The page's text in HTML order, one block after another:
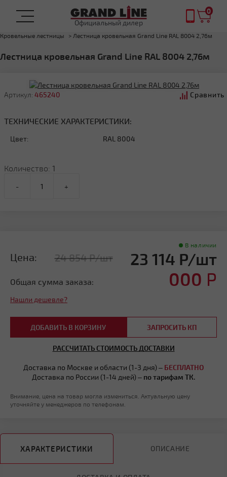
Официальный дилер
0
Комплектующие
Элементы безопасности кровли
Кровельные лестницы
Лестница кровельная Grand Line RAL 8004 2,76м
Лестница кровельная Grand Line RAL 8004 2,76м
Артикул: 465240 Сравнить
ТЕХНИЧЕСКИЕ ХАРАКТЕРИСТИКИ:
Цвет: RAL 8004
Количество: 1
- +
В наличии
Цена: 24 854 Р/шт 23 114 Р/шт
Общая сумма заказа: 000 Р
Нашли дешевле?
ДОБАВИТЬ В КОРЗИНУ ЗАПРОСИТЬ КП
РАССЧИТАТЬ СТОИМОСТЬ ДОСТАВКИ
Доставка по Москве и области (1-3 дня) – БЕСПЛАТНО
Доставка по России (1-14 дней) – по тарифам ТК.
Внимание, цена на товар могла измениться. Актуальную цену
уточняйте у менеджеров по телефонам.
ХАРАКТЕРИСТИКИ ОПИСАНИЕ